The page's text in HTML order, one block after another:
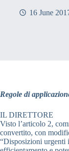
16 June
Regole di
IL DIRETTORE
Visto l’articolo 2,
convertito, con
“Disposizioni urgenti